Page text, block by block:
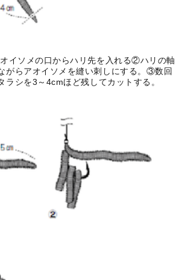
イソメの口からハリ先を入れる②ハリの軸
がらアオイソメを縫い刺しにする。③数回
ラシを3～4cmほど残してカットする。